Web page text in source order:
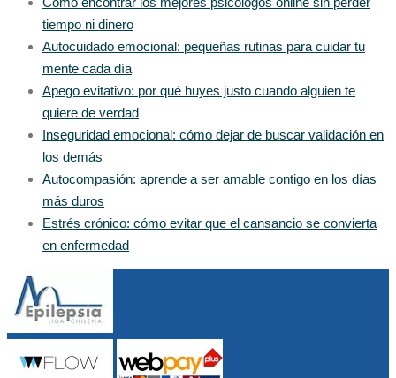
tiempo ni dinero
Autocuidado emocional: pequeñas rutinas para cuidar tu
mente cada día
Apego evitativo: por qué huyes justo cuando alguien te
quiere de verdad
Inseguridad emocional: cómo dejar de buscar validación en
los demás
Autocompasión: aprende a ser amable contigo en los días
más duros
Estrés crónico: cómo evitar que el cansancio se convierta
en enfermedad